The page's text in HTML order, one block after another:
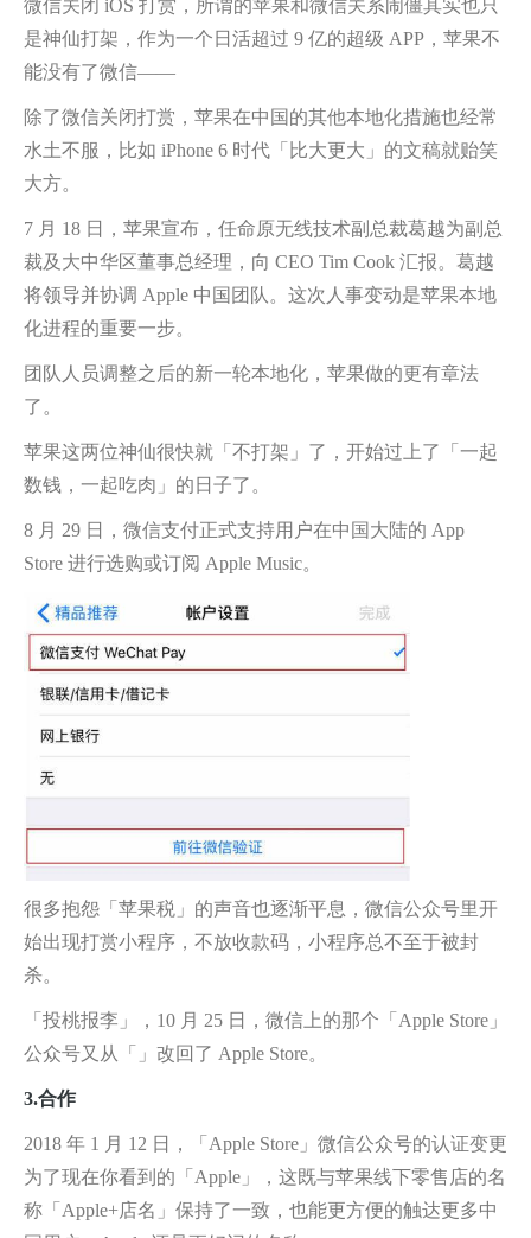
微信关闭 iOS 打赏，所谓的苹果和微信关系闹僵其实也只
是神仙打架，作为一个日活超过 9 亿的超级 APP，苹果不
能没有了微信——
除了微信关闭打赏，苹果在中国的其他本地化措施也经常
水土不服，比如 iPhone 6 时代「比大更大」的文稿就贻笑
大方。
7 月 18 日，苹果宣布，任命原无线技术副总裁葛越为副总
裁及大中华区董事总经理，向 CEO Tim Cook 汇报。葛越
将领导并协调 Apple 中国团队。这次人事变动是苹果本地
化进程的重要一步。
团队人员调整之后的新一轮本地化，苹果做的更有章法
了。
苹果这两位神仙很快就「不打架」了，开始过上了「一起
数钱，一起吃肉」的日子了。
8 月 29 日，微信支付正式支持用户在中国大陆的 App
Store 进行选购或订阅 Apple Music。
很多抱怨「苹果税」的声音也逐渐平息，微信公众号里开
始出现打赏小程序，不放收款码，小程序总不至于被封
杀。
「投桃报李」，10 月 25 日，微信上的那个「Apple Store」
公众号又从「」改回了 Apple Store。
3.合作
2018 年 1 月 12 日，「Apple Store」微信公众号的认证变更
为了现在你看到的「Apple」，这既与苹果线下零售店的名
称「Apple+店名」保持了一致，也能更方便的触达更多中